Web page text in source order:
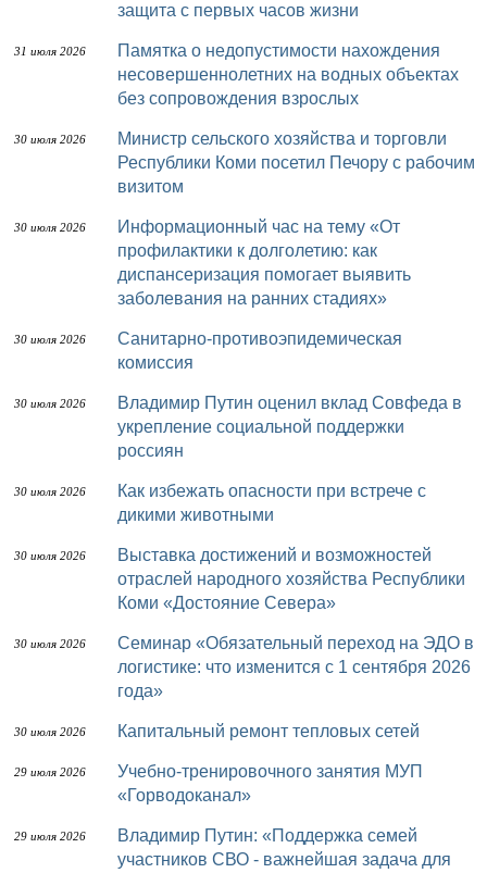
защита с первых часов жизни
31 июля 2026
Памятка о недопустимости нахождения
несовершеннолетних на водных объектах
без сопровождения взрослых
30 июля 2026
Министр сельского хозяйства и торговли
Республики Коми посетил Печору с рабочим
визитом
30 июля 2026
Информационный час на тему «От
профилактики к долголетию: как
диспансеризация помогает выявить
заболевания на ранних стадиях»
30 июля 2026
Санитарно-противоэпидемическая
комиссия
30 июля 2026
Владимир Путин оценил вклад Совфеда в
укрепление социальной поддержки
россиян
30 июля 2026
Как избежать опасности при встрече с
дикими животными
30 июля 2026
Выставка достижений и возможностей
отраслей народного хозяйства Республики
Коми «Достояние Севера»
30 июля 2026
Семинар «Обязательный переход на ЭДО в
логистике: что изменится с 1 сентября 2026
года»
30 июля 2026 Капитальный ремонт тепловых сетей
29 июля 2026
Учебно-тренировочного занятия МУП
«Горводоканал»
29 июля 2026
Владимир Путин: «Поддержка семей
участников СВО - важнейшая задача для